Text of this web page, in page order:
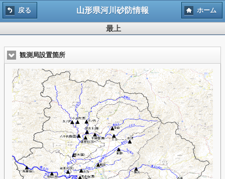
戻る 山形県河川砂防情報 ホーム
最上
観測局設置箇所